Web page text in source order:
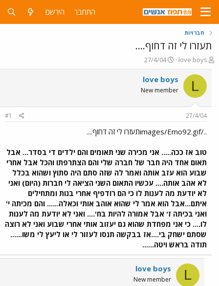
התחבר הירשם
חברויות
תעזרו לי זה דחוף....
פ
ו
ת
ח
ה
ש
love boys
פ
ו
ר
ם
ר
27/4/04
L
love boys
New member
27/4/04
#1
../images/Emo92.gifתעזרו לי זה דחוף....
טוב אז ככה..... אני מכירה שני תאומים והם ילדים די בסדר... אבל
תאום אחד היה חבר של חברה שלי והם הצתרפתו והכל אבל אחרי
שבוע הוא עזב אותה ואמר לה שזה סתם היה סתוץ ושהוא בכלל
לא אהב אותה.... עכשיו התאום השני הציאה לי חברות (היום) ואני
לא יודעת מה לענות לו כי הם רודפיף אחרי בנות ומתחילים
איתם...אבל הוא אמר לי שהוא אוהב אותי וכאלה...... והם מכיתה י'
ואני בכיתה ז' אבל אמורה להיות בח'.... ואני לא יודעת מה לענות
לו.... כי אני מפחדת שהוא גם יעזוב אותי אחרי שבוע ואני לא רוצה
שסתם ישחק בי....אז בבקשה תנסו לעזור לי או ליעץ לי משו......
תודה בראש ויטה......
L
love boys
New member